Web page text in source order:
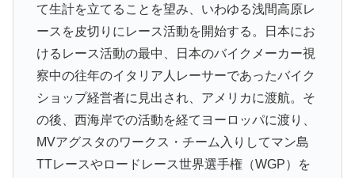
て生計を立てることを望み、いわゆる浅間高原レ
ースを皮切りにレース活動を開始する。日本にお
けるレース活動の最中、日本のバイクメーカー視
察中の往年のイタリア人レーサーであったバイク
ショップ経営者に見出され、アメリカに渡航。そ
の後、西海岸での活動を経てヨーロッパに渡り、
MVアグスタのワークス・チーム入りしてマン島
TTレースやロードレース世界選手権（WGP）を